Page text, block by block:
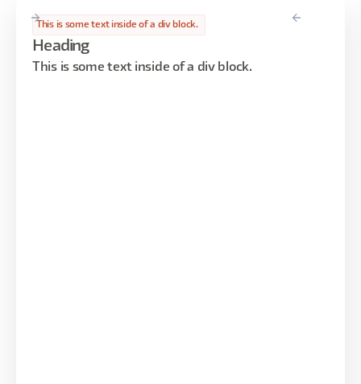
This is some text inside of a div block.
Heading
This is some text inside of a div block.